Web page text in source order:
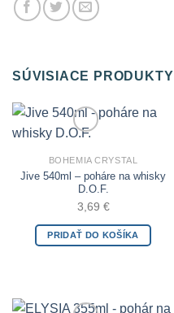
SÚVISIACE PRODUKTY
Add to Wishlist
BOHEMIA CRYSTAL
Jive 540ml – poháre na whisky
D.O.F.
3,69 €
PRIDAŤ DO KOŠÍKA